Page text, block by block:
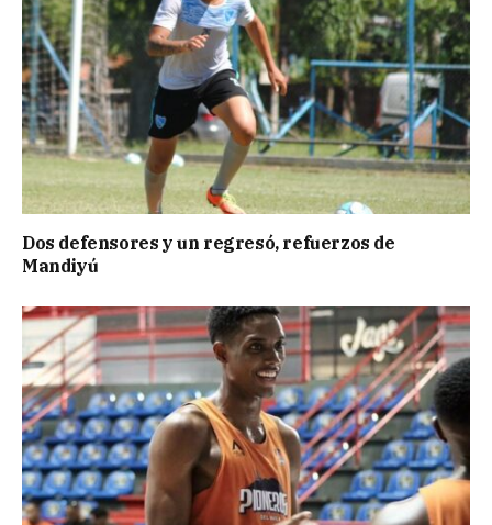
Dos defensores y un regresó, refuerzos de
Mandiyú